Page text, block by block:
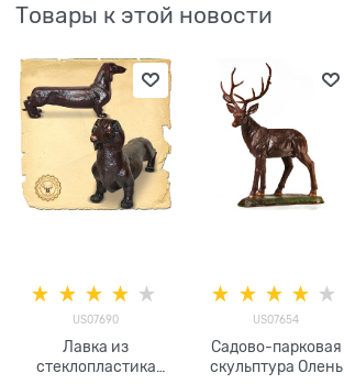
Товары к этой новости
US07690
Лавка из
стеклопластика
US07654
Садово-парковая
скульптура Олень